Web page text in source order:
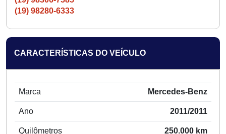
(19) 98280-6333
CARACTERÍSTICAS DO VEÍCULO
Marca Mercedes-Benz
Ano 2011/2011
Quilômetros 250.000 km